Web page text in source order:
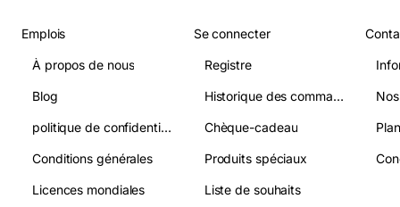
Emplois
À propos de nous
Blog
politique de confidentialité
Conditions générales
Licences mondiales
Se connecter
Registre
Historique des commandes
Chèque-cadeau
Produits spéciaux
Liste de souhaits